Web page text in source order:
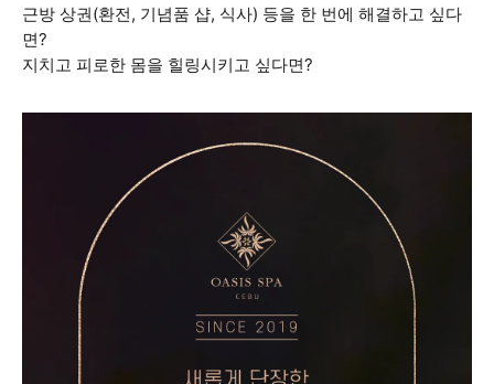
근방 상권(환전, 기념품 샵, 식사) 등을 한 번에 해결하고 싶다
면?
지치고 피로한 몸을 힐링시키고 싶다면?